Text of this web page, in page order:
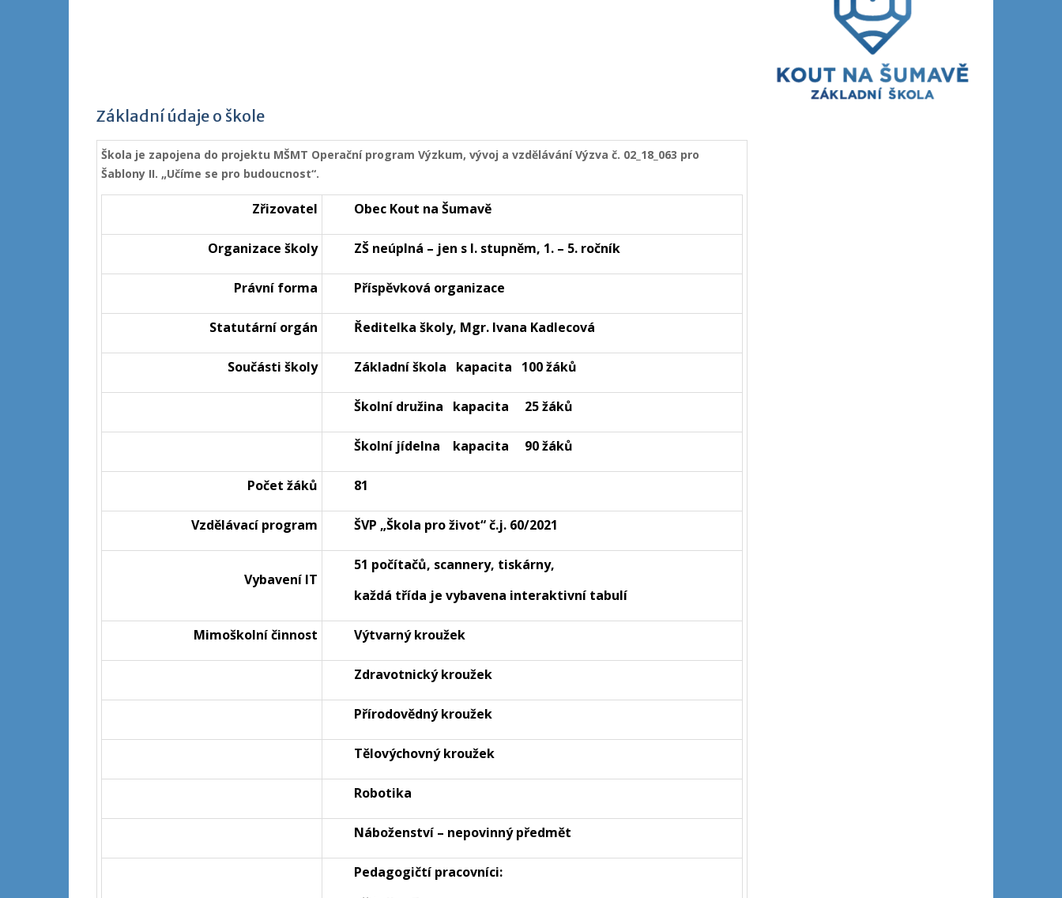
Základní údaje o škole
Škola je zapojena do projektu MŠMT Operační program Výzkum, vývoj a vzdělávání Výzva č. 02_18_063 pro
Šablony II. „Učíme se pro budoucnost“.
Zřizovatel Obec Kout na Šumavě
Organizace školy ZŠ neúplná – jen s I. stupněm, 1. – 5. ročník
Právní forma Příspěvková organizace
Statutární orgán Ředitelka školy, Mgr. Ivana Kadlecová
Součásti školy Základní škola kapacita 100 žáků
Školní družina kapacita 25 žáků
Školní jídelna kapacita 90 žáků
Počet žáků 81
Vzdělávací program ŠVP „Škola pro život“ č.j. 60/2021
Vybavení IT
51 počítačů, scannery, tiskárny,
každá třída je vybavena interaktivní tabulí
Mimoškolní činnost Výtvarný kroužek
Zdravotnický kroužek
Přírodovědný kroužek
Tělovýchovný kroužek
Robotika
Náboženství – nepovinný předmět
Pedagogičtí pracovníci: